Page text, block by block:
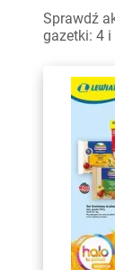
Sprawdź
gazetki: 4